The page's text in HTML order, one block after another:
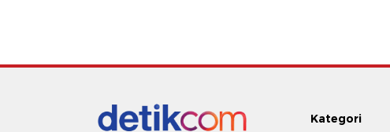
Kategori